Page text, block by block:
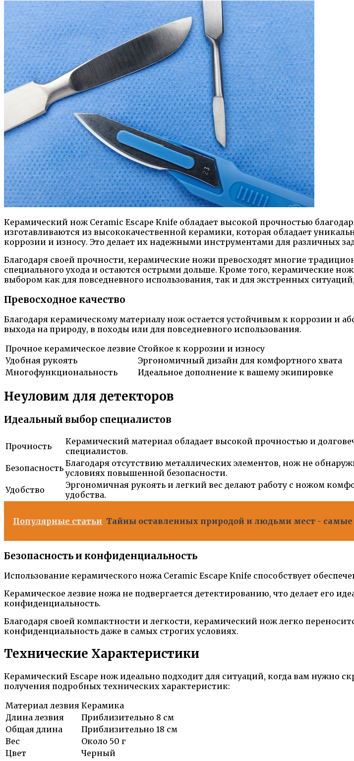
Керамический нож Ceramic Escape Knife обладает высокой прочностью
изготавливаются из высококачественной керамики, которая обладает
коррозии и износу. Это делает их надежными инструментами для различных
Благодаря своей прочности, керамические ножи превосходят многие
специального ухода и остаются острыми дольше. Кроме того, керамические
выбором как для повседневного использования, так и для экстренных
Превосходное качество
Благодаря керамическому материалу нож остается устойчивым к коррозии и
выхода на природу, в походы или для повседневного использования.
Прочное керамическое лезвие Стойкое к коррозии и износу
Удобная рукоять
Эргономичный дизайн для комфортного хвата
Многофункциональность
Идеальное дополнение к вашему экипировке
Неуловим для детекторов
Идеальный выбор специалистов
Прочность
Керамический материал обладает высокой прочностью и
специалистов.
Безопасность Благодаря отсутствию металлических элементов, нож не
условиях повышенной безопасности.
Удобство
Эргономичная рукоять и легкий вес делают работу с ножом
удобства.
Популярные статьи Тайны оставленных природой и людьми мест -
Безопасность и конфиденциальность
Использование керамического ножа Ceramic Escape Knife способствует
Керамическое лезвие ножа не подвергается детектированию, что делает его
конфиденциальность.
Благодаря своей компактности и легкости, керамический нож легко
конфиденциальность даже в самых строгих условиях.
Технические Характеристики
Керамический Escape нож идеально подходит для ситуаций, когда вам нужно
получения подробных технических характеристик:
Материал лезвия Керамика
Длина лезвия
Приблизительно 8 см
Общая длина
Приблизительно 18 см
Вес
Около 50 г
Цвет
Черный